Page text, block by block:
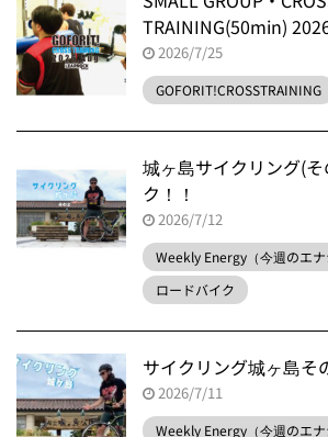
TRAINING(50min)
2026/7/25
GOFORIT!CROSSTRAINING
城ヶ島サイクリング(
ク！！
2026/7/12
Weekly Energy（今週のエナ
ロードバイク
サイクリング城ヶ島そ
2026/7/11
Weekly Energy（今週のエナ